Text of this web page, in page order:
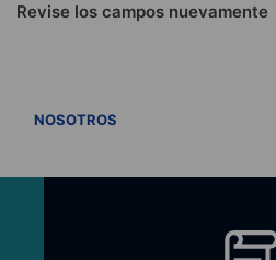
Revise los campos nuevamente
NOSOTROS